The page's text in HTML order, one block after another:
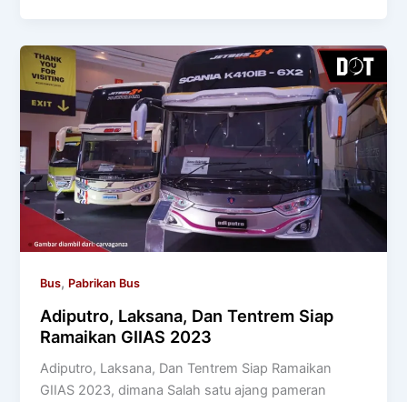
Bus, Pabrikan Bus
Adiputro, Laksana, Dan Tentrem Siap
Ramaikan GIIAS 2023
Adiputro, Laksana, Dan Tentrem Siap Ramaikan
GIIAS 2023, dimana Salah satu ajang pameran